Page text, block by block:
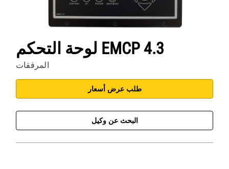
لوحة التحكم EMCP 4.3
المرفقات
طلب عرض أسعار
البحث عن وكيل